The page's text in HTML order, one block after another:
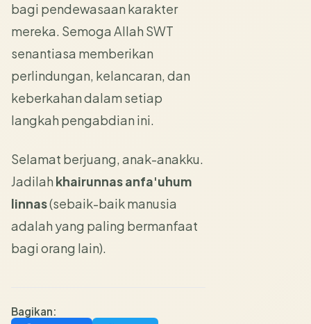
bagi pendewasaan karakter
mereka. Semoga Allah SWT
senantiasa memberikan
perlindungan, kelancaran, dan
keberkahan dalam setiap
langkah pengabdian ini.
Selamat berjuang, anak-anakku.
Jadilah khairunnas anfa'uhum
linnas(sebaik-baik manusia
adalah yang paling bermanfaat
bagi orang lain).
Bagikan: